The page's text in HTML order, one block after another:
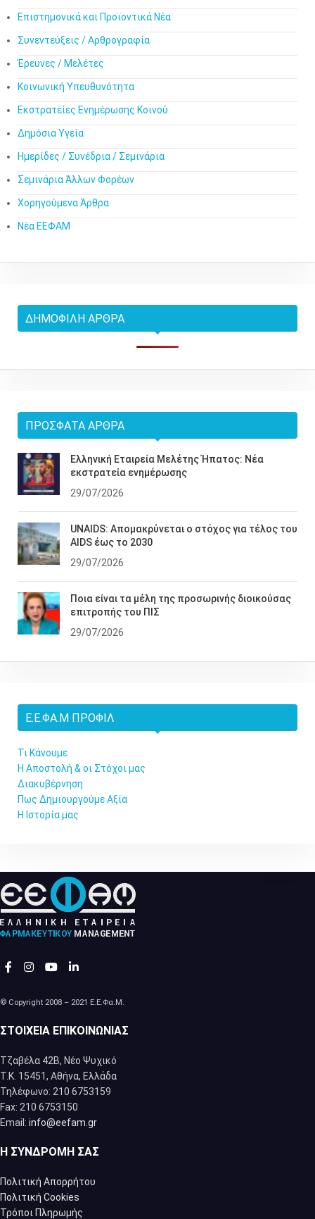
Επιστημονικά και Προϊοντικά Νέα
Συνεντεύξεις / Αρθρογραφία
Έρευνες / Μελέτες
Κοινωνική Υπευθυνότητα
Εκστρατείες Ενημέρωσης Κοινού
Δημόσια Υγεία
Ημερίδες / Συνέδρια / Σεμινάρια
Σεμινάρια Άλλων Φορέων
Χορηγούμενα Άρθρα
Νέα ΕΕΦΑΜ
ΔΗΜΟΦΙΛΉ ΆΡΘΡΑ
ΠΡΌΣΦΑΤΑ ΆΡΘΡΑ
Ελληνική Εταιρεία Μελέτης Ήπατος: Νέα
εκστρατεία ενημέρωσης
29/07/2026
UNAIDS: Απομακρύνεται ο στόχος για τέλος του
AIDS έως το 2030
29/07/2026
Ποια είναι τα μέλη της προσωρινής διοικούσας
επιτροπής του ΠΙΣ
29/07/2026
Ε.Ε.ΦΑ.Μ ΠΡΟΦΊΛ
Τι Κάνουμε
Η Αποστολή & οι Στόχοι μας
Διακυβέρνηση
Πως Δημιουργούμε Αξία
Η Ιστορία μας
© Copyright 2008 – 2021 Ε.Ε.Φα.Μ.
ΣΤΟΙΧΕΊΑ ΕΠΙΚΟΙΝΩΝΊΑΣ
Τζαβέλα 42Β, Νέο Ψυχικό
Τ.Κ. 15451, Αθήνα, Eλλάδα
Τηλέφωνο: 210 6753159
Fax: 210 6753150
Email: info@eefam.gr
Η ΣΥΝΔΡΟΜΉ ΣΑΣ
Πολιτική Απορρήτου
Πολιτική Cookies
Τρόποι Πληρωμής